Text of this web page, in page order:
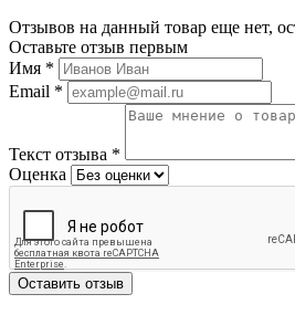
Отзывов на данный товар еще нет,
Оставьте отзыв первым
Имя *
Email *
Текст отзыва *
Оценка
Оставить отзыв